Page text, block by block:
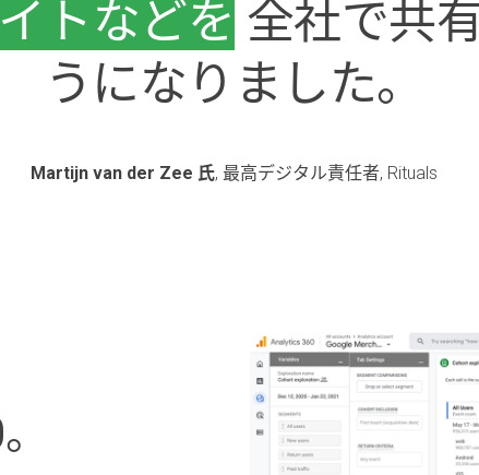
トなどを 全社で共
うになりました。
Martijn van der Zee 氏, 最高デジタル責任者, Rituals